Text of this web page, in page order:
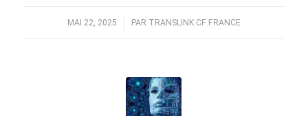
MAI 22, 2025
/ PAR TRANSLINK CF FRANCE